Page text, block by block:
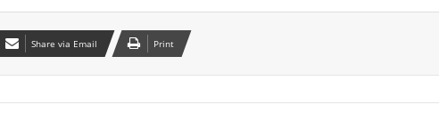
Share via Email Print
रियल टाइम एक्शन से बचाए गए हजारों करोड़